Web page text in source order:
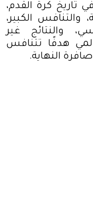
تاريخ كرة القدم،
والتنافس الكبير،
والنتائج غير
هدفًا تتنافس
النهاية.